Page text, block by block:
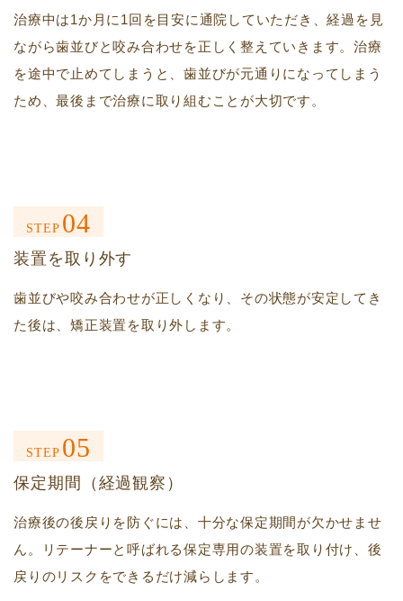
治療中は1か月に1回を目安に通院していただき、経過を見
ながら歯並びと咬み合わせを正しく整えていきます。治療
を途中で止めてしまうと、歯並びが元通りになってしまう
ため、最後まで治療に取り組むことが大切です。
STEP 04
装置を取り外す
歯並びや咬み合わせが正しくなり、その状態が安定してき
た後は、矯正装置を取り外します。
STEP 05
保定期間（経過観察）
治療後の後戻りを防ぐには、十分な保定期間が欠かせませ
ん。リテーナーと呼ばれる保定専用の装置を取り付け、後
戻りのリスクをできるだけ減らします。